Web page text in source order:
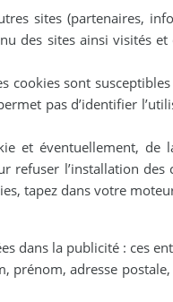
sites (partenaires,
des sites ainsi visités
cookies sont
pas d’identifier
et éventuellement, de
l’installation des
tapez dans votre
dans la publicité : ces
adresse